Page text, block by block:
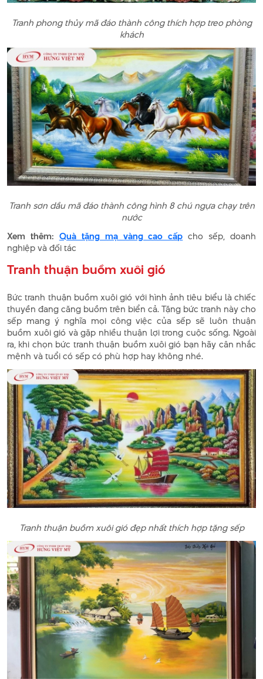
Tranh phong thủy mã đáo thành công thích hợp treo phòng
khách
Tranh sơn dầu mã đáo thành công hình 8 chú ngựa chạy trên
nước
Xem thêm: Quà tặng mạ vàng cao cấp cho sếp, doanh
nghiệp và đối tác
Tranh thuận buồm xuôi gió
Bức tranh thuận buồm xuôi gió với hình ảnh tiêu biểu là chiếc
thuyền đang căng buồm trên biển cả. Tặng bức tranh này cho
sếp mang ý nghĩa mọi công việc của sếp sẽ luôn thuận
buồm xuôi gió và gặp nhiều thuận lợi trong cuộc sống. Ngoài
ra, khi chọn bức tranh thuận buồm xuôi gió bạn hãy cân nhắc
mệnh và tuổi có sếp có phù hợp hay không nhé.
Tranh thuận buồm xuôi gió đẹp nhất thích hợp tặng sếp